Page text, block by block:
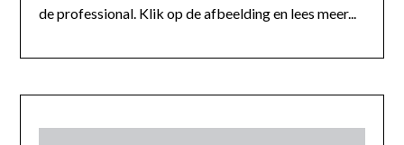
de professional. Klik op de afbeelding en lees meer...